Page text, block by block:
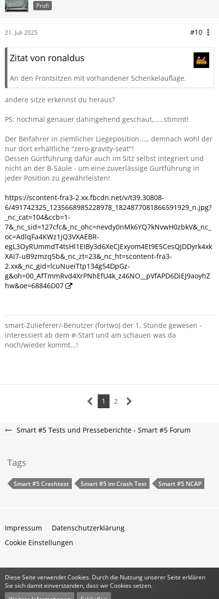
Profi
21. Juli 2025 #10
Zitat von ronaldus
An den Frontsitzen mit vorhandener Schenkelauflage.
andere sitze erkennst du heraus?
PS: nochmal genauer dahingehend geschaut,.....stimmt!
Der Beifahrer in ziemlicher Liegeposition...., demnach wohl der
nur dort erhältliche "zero-gravity-seat"!
Dessen Gurtführung dafür auch im Sitz selbst integriert und
nicht an der B-Säule - um eine zuverlässige Gurtführung in
jeder Position zu gewährleisten!
https://scontent-fra3-2.xx.fbcdn.net/v/t39.30808-
6/491742325_1235668985228978_1824877081866591929_n.jpg?
_nc_cat=104&ccb=1-
7&_nc_sid=127cfc&_nc_ohc=nevdy0nMk6YQ7kNvwH0zbkV&_nc_
oc=AdlqFa4KWz1jQ3VXAEBR-
egL3OyRUmmdT4tsHl1EIBy3d6XeCJExyom4Et9E5CesQJDDyrk4xk
XAI7-uB9zmzq5b&_nc_zt=23&_nc_ht=scontent-fra3-
2.xx&_nc_gid=lcuNueiTtp134g54DpGz-
g&oh=00_AfTmmRvd4XrPNhEfU4k_z46NO__pVfAPD6DiEJ9aoyhZ
hw&oe=68846D07
smart-Zulieferer/-Benutzer (fortwo) der 1. Stunde gewesen -
interessiert ab dem #-Start und am schauen was da
noch/wieder kommt...!
1 2
Smart #5 Tests und Presseberichte - Smart #5 Forum
Tags
Smart #5 Crashtest Smart #5 im Crash Test Smart #5 NCAP
Impressum
Datenschutzerklärung
Cookie Einstellungen
Community-Software:WoltLab Suite™
Diese Seite verwendet Cookies. Durch die Nutzung unserer Seite erklären
Sie sich damit einverstanden, dass wir Cookies setzen.